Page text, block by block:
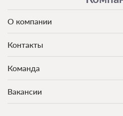
О компании
Контакты
Команда
Вакансии